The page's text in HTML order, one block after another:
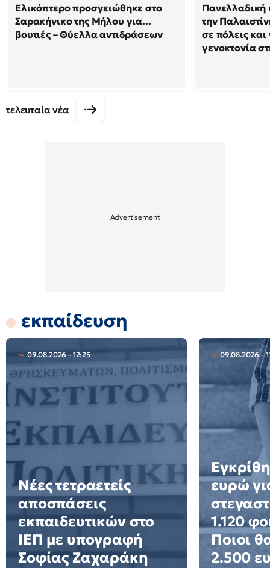
Ελικόπτερο προσγειώθηκε στο
Σαρακήνικο της Μήλου για...
βουτιές – Θύελλα αντιδράσεων
Πανελλαδική
την
σε πόλεις και
γενοκτονία
τελευταία νέα
εκπαίδευση
09.08.2026 - 12:25
Νέες τετραετείς
αποσπάσεις
εκπαιδευτικών στο
ΙΕΠ με υπογραφή
Σοφίας Ζαχαράκη
09.08.2026 -
ευρώ
1.120
Ποιοι
2.500